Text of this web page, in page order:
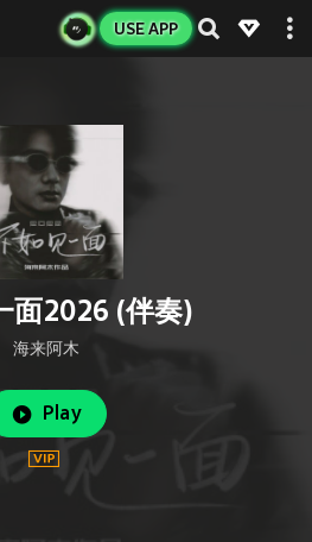
USE APP
面2026 (伴奏)
海来阿木
Play